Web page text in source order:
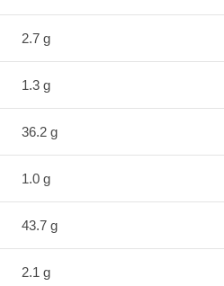
2.7 g
1.3 g
36.2 g
1.0 g
43.7 g
2.1 g